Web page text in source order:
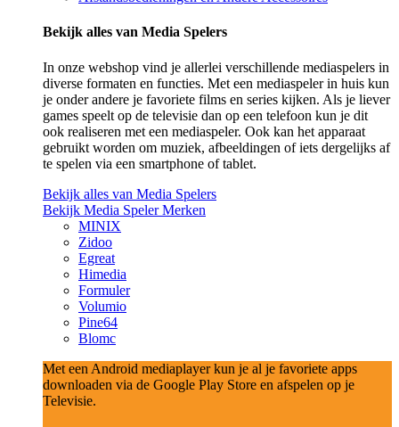
Bekijk alles van Media Spelers
In onze webshop vind je allerlei verschillende mediaspelers in
diverse formaten en functies. Met een mediaspeler in huis kun
je onder andere je favoriete films en series kijken. Als je liever
games speelt op de televisie dan op een telefoon kun je dit
ook realiseren met een mediaspeler. Ook kan het apparaat
gebruikt worden om muziek, afbeeldingen of iets dergelijks af
te spelen via een smartphone of tablet.
Bekijk alles van Media Spelers
Bekijk Media Speler Merken
MINIX
Zidoo
Egreat
Himedia
Formuler
Volumio
Pine64
Blomc
Met een Android mediaplayer kun je al je favoriete apps
downloaden via de Google Play Store en afspelen op je
Televisie.